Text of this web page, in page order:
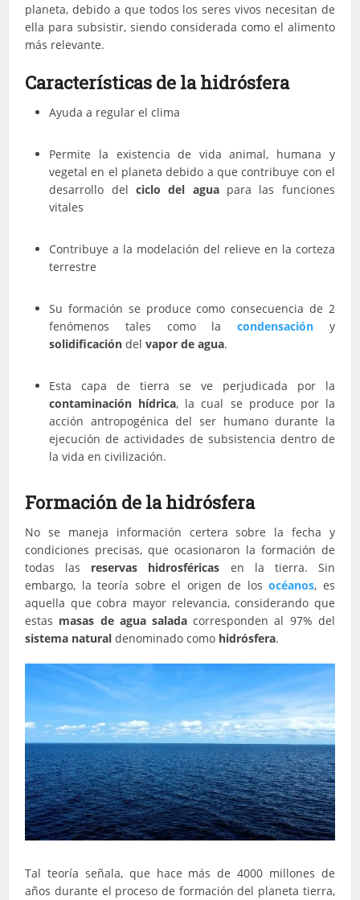
planeta, debido a que todos los seres vivos necesitan de
ella para subsistir, siendo considerada como el alimento
más relevante.
Características de la hidrósfera
Ayuda a regular el clima
Permite la existencia de vida animal, humana y
vegetal en el planeta debido a que contribuye con el
desarrollo del ciclo del aguapara las funciones
vitales
Contribuye a la modelación del relieve en la corteza
terrestre
Su formación se produce como consecuencia de 2
fenómenos tales como lacondensación
y
solidificación delvapor de agua.
Esta capa de tierra se ve perjudicada por la
contaminación hídrica, la cual se produce por la
acción antropogénica del ser humano durante la
ejecución de actividades de subsistencia dentro de
la vida en civilización.
Formación de la hidrósfera
No se maneja información certera sobre la fecha y
condiciones precisas, que ocasionaron la formación de
todas las reservas hidrosféricas en la tierra. Sin
embargo, la teoría sobre el origen de losocéanos, es
aquella que cobra mayor relevancia, considerando que
estas masas de agua salada corresponden al 97% del
sistema natural denominado como hidrósfera.
Tal teoría señala, que hace más de 4000 millones de
años durante el proceso de formación del planeta tierra,